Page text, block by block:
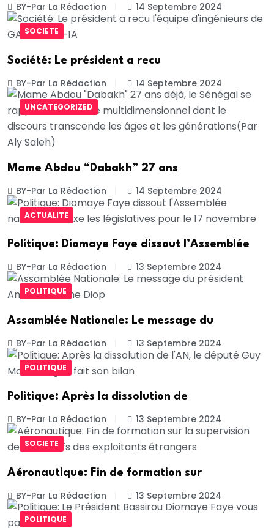
BY-Par La Rédaction 14 Septembre 2024
SOCIETE
Société: Le président a recu
BY-Par La Rédaction 14 Septembre 2024
UNCATEGORIZED
Mame Abdou “Dabakh” 27 ans
BY-Par La Rédaction 14 Septembre 2024
ACTUALITE
Politique: Diomaye Faye dissout l’Assemblée
BY-Par La Rédaction 13 Septembre 2024
POLITIQUE
Assamblée Nationale: Le message du
BY-Par La Rédaction 13 Septembre 2024
POLITIQUE
Politique: Après la dissolution de
BY-Par La Rédaction 13 Septembre 2024
SOCIETE
Aéronautique: Fin de formation sur
BY-Par La Rédaction 13 Septembre 2024
POLITIQUE